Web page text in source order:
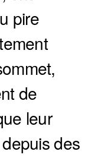
pire
de
leur
des